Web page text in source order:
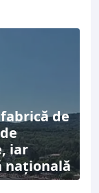
de
iar
națională